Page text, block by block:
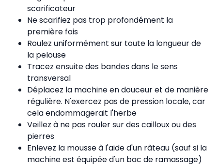
scarificateur
Ne scarifiez pas trop profondément la
première fois
Roulez uniformément sur toute la longueur de
la pelouse
Tracez ensuite des bandes dans le sens
transversal
Déplacez la machine en douceur et de manière
régulière. N'exercez pas de pression locale, car
cela endommagerait l'herbe
Veillez à ne pas rouler sur des cailloux ou des
pierres
Enlevez la mousse à l'aide d'un râteau (sauf si la
machine est équipée d'un bac de ramassage)